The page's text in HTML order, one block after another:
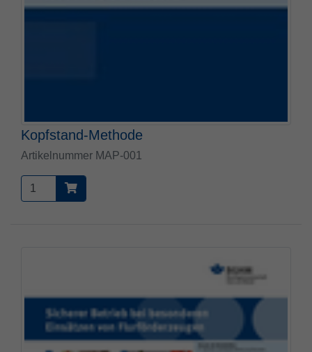
Kopfstand-Methode
Artikelnummer MAP-001